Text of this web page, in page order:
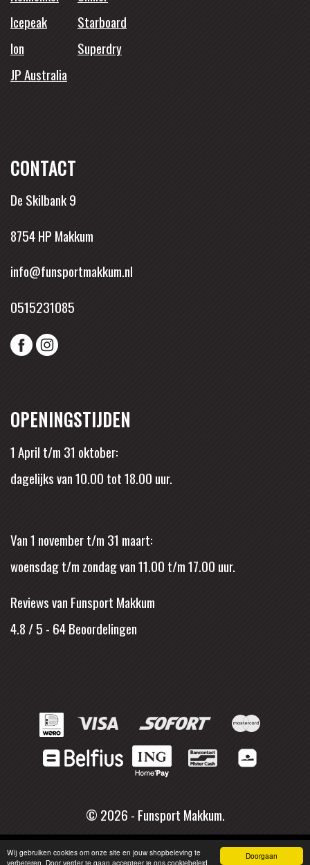
Doorgaan
Wij gebruiken cookies om onze site en jouw shopbeleving te
verbeteren. Door verder te gaan accepteer je ons cookiebeleid.
Icepeak
Starboard
Ion
Superdry
JP Australia
CONTACT
De Skilbank 9
8754 HP Makkum
info@funsportmakkum.nl
0515231085
OPENINGSTIJDEN
1 April t/m 31 oktober:
dagelijks van 10.00 tot 18.00 uur.
Van 1 november t/m 31 maart:
woensdag t/m zondag van 11.00 t/m 17.00 uur.
Reviews van Funsport Makkum
4.8 / 5 - 64Beoordelingen
© 2026 - Funsport Makkum.